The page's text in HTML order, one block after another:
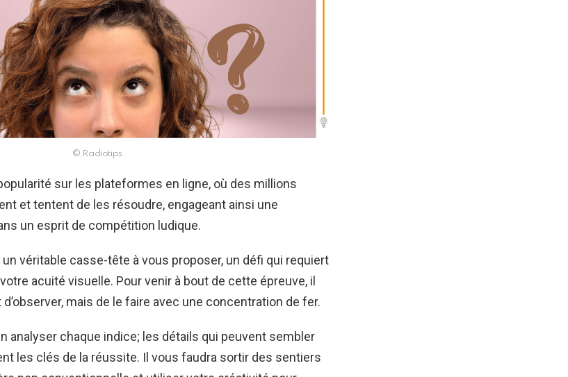
© Radiotips
sur les plateformes en ligne, où des millions
et tentent de les résoudre, engageant ainsi une
un esprit de compétition ludique.
un véritable casse-tête à vous proposer, un défi qui requiert
acuité visuelle. Pour venir à bout de cette épreuve, il
mais de le faire avec une concentration de fer.
analyser chaque indice; les détails qui peuvent sembler
les clés de la réussite. Il vous faudra sortir des sentiers